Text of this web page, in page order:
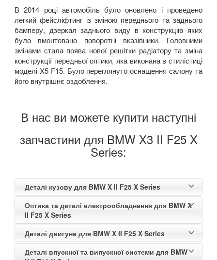
В 2014 році автомобіль було оновлено і проведено
легкий фейсліфтинг із зміною переднього та заднього
бамперу, дзеркал заднього виду в конструкцію яких
було вмонтовано поворотні вказівники. Головними
змінами стала поява нової решітки радіатору та зміна
конструкції передньої оптики, яка виконана в стилістиці
моделі X5 F15. Було переглянуто оснащення салону та
його внутрішнє оздоблення.
В нас ви можете купити наступні
запчастини для BMW X3 II F25 X
Series:
Деталі кузову для BMW X II F25 X Series
Оптика та деталі електрообладнання для BMW X
II F25 X Series
Деталі двигуна для BMW X II F25 X Series
Деталі впускної та випускної системи для BMW